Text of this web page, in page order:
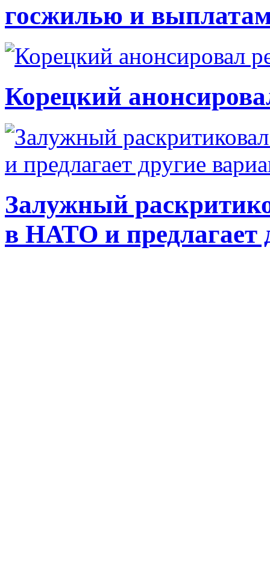
госжилью и
Корецкий
Залужный
в НАТО и предлагает